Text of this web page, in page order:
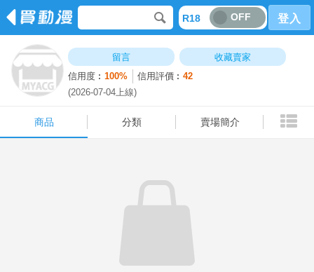
R18 OFF 登入
留言
收藏賣家
信用度︰100% 信用評價︰42
(2026-07-04上線)
商品 分類 賣場簡介
商品 分類 賣場簡介